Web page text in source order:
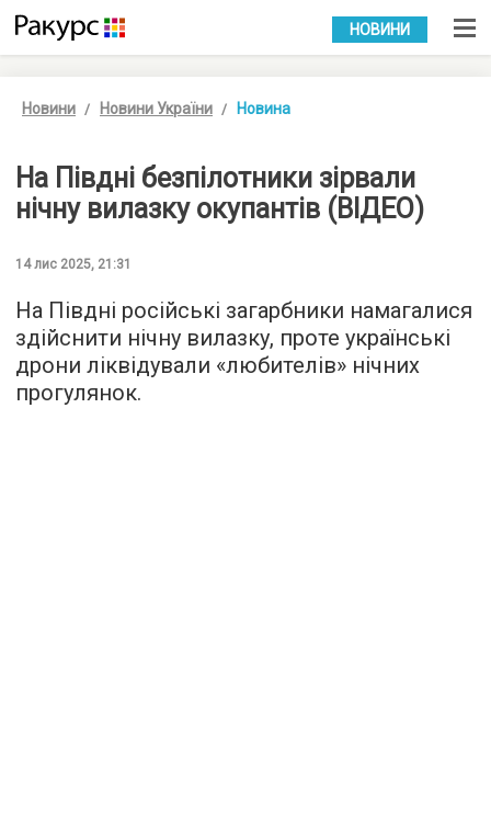
УКР РУС
НОВИНИ
Новини Новини України Новина
На Півдні безпілотники зірвали
нічну вилазку окупантів (ВІДЕО)
14 лис 2025, 21:31
На Півдні російські загарбники намагалися
здійснити нічну вилазку, проте українські
дрони ліквідували «любителів» нічних
прогулянок.